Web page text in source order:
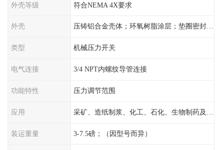
外壳等级 符合NEMA 4X要求
外壳 压铸铝合金壳体；环氧树脂涂层；垫圈密封；卡紧螺丝
类型 机械压力开关
电气连接 3/4 NPT内螺纹导管连接
功能特性 压力调节范围
应用
装运重量 3-7.5磅；（因型号而异）